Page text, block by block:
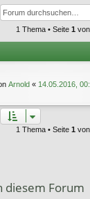
1 Thema • Seite 1 von
Arnold « 14.05.2016,
1 Thema • Seite 1 von
diesem Forum